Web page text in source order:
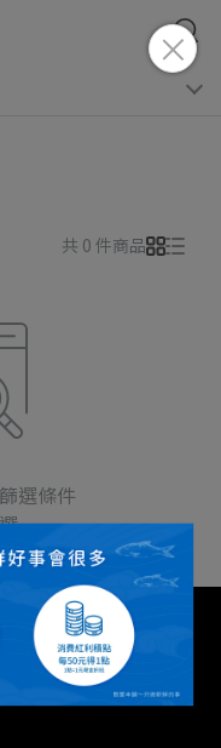
共 0 件商品
選條件